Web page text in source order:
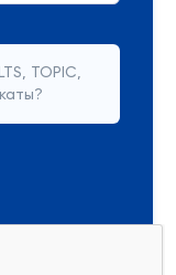
TOPIC,